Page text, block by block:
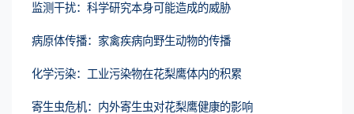
监测干扰：科学研究本身可能造成的威胁
病原体传播：家禽疾病向野生动物的传播
化学污染：工业污染物在花梨鹰体内的积累
寄生虫危机：内外寄生虫对花梨鹰健康的影响